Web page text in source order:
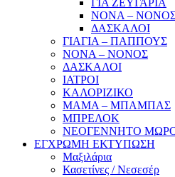
ΝΟΝΑ –
ΔΑΣΚΑΛΟΙ
ΓΙΑΓΙΑ – ΠΑΠΠΟΥΣ
ΝΟΝΑ – ΝΟΝΟΣ
ΔΑΣΚΑΛΟΙ
ΙΑΤΡΟΙ
ΚΑΛΟΡΙΖΙΚΟ
ΜΑΜΑ – ΜΠΑΜΠΑΣ
ΜΠΡΕΛΟΚ
ΝΕΟΓΕΝΝΗΤΟ
ΕΓΧΡΩΜΗ ΕΚΤΥΠΩΣΗ
Μαξιλάρια
Κασετίνες / Νεσεσέρ